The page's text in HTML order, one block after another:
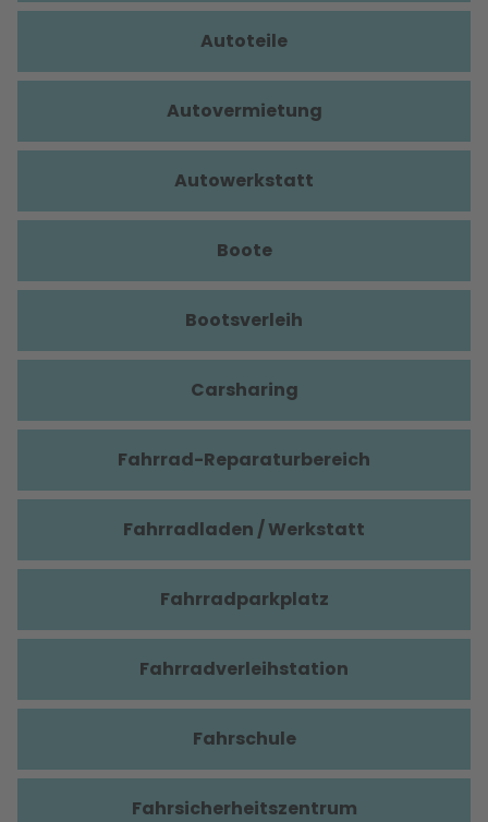
Autoteile
Autovermietung
Autowerkstatt
Boote
Bootsverleih
Carsharing
Fahrrad-Reparaturbereich
Fahrradladen / Werkstatt
Fahrradparkplatz
Fahrradverleihstation
Fahrschule
Fahrsicherheitszentrum